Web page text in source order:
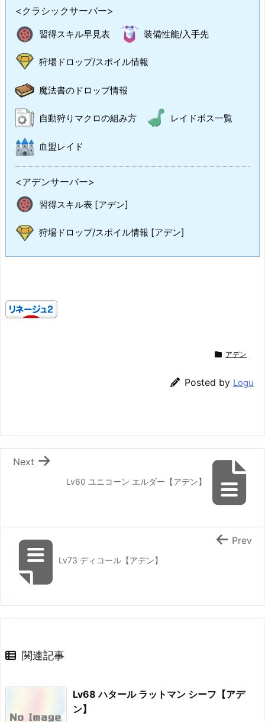
<クラシックサーバー>
習得スキル早見表 装備性能/入手先
狩場ドロップ/スポイル情報
魔法書のドロップ情報
自動狩りマクロの組み方 レイドボス一覧
血盟レイド
<アデンサーバー>
習得スキル表 [アデン]
狩場ドロップ/スポイル情報 [アデン]
アデン
Posted by Logu
Lv60 ユニコーン エルダー【アデン】
Next
Lv73 ディコール【アデン】
Prev
関連記事
Lv68 ハタール ラットマン シーフ【アデ
ン】